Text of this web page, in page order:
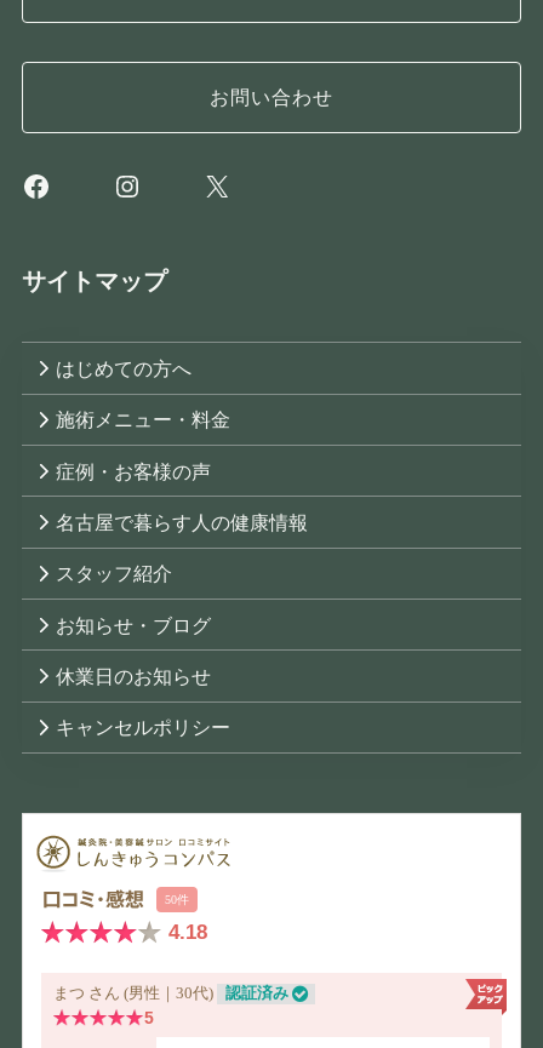
お問い合わせ
FacebookInstagram
X
サイトマップ
はじめての方へ
施術メニュー・料金
症例・お客様の声
名古屋で暮らす人の健康情報
スタッフ紹介
お知らせ・ブログ
休業日のお知らせ
キャンセルポリシー